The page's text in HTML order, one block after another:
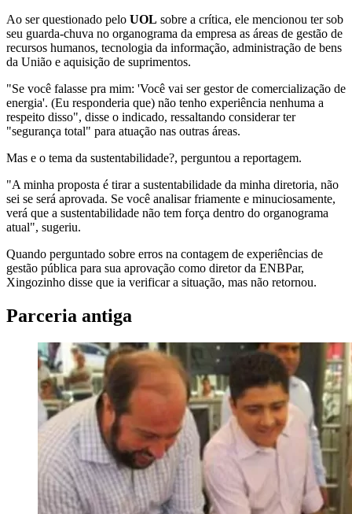
Ao ser questionado pelo UOL sobre a crítica, ele mencionou ter sob
seu guarda-chuva no organograma da empresa as áreas de gestão de
recursos humanos, tecnologia da informação, administração de bens
da União e aquisição de suprimentos.
"Se você falasse pra mim: 'Você vai ser gestor de comercialização de
energia'. (Eu responderia que) não tenho experiência nenhuma a
respeito disso", disse o indicado, ressaltando considerar ter
"segurança total" para atuação nas outras áreas.
Mas e o tema da sustentabilidade?, perguntou a reportagem.
"A minha proposta é tirar a sustentabilidade da minha diretoria, não
sei se será aprovada. Se você analisar friamente e minuciosamente,
verá que a sustentabilidade não tem força dentro do organograma
atual", sugeriu.
Quando perguntado sobre erros na contagem de experiências de
gestão pública para sua aprovação como diretor da ENBPar,
Xingozinho disse que ia verificar a situação, mas não retornou.
Parceria antiga